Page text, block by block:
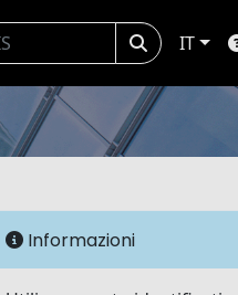
IT
Informazioni